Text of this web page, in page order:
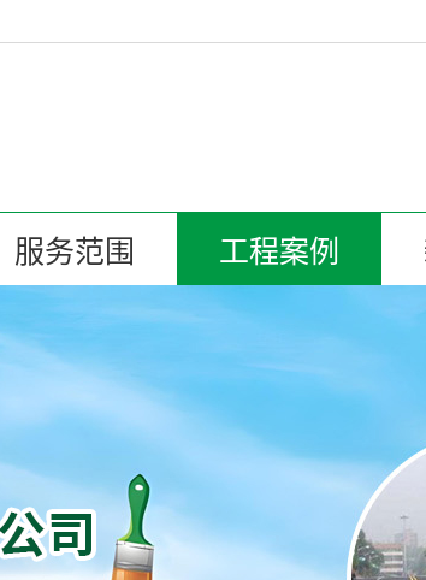
服务范围 工程案例